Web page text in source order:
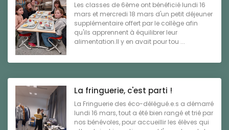
Les classes de 6ème ont bénéficié lundi 16
mars et mercredi 18 mars d'un petit déjeuner
supplémentaire offert par le collège afin
qu'ils apprennent à équilibrer leur
alimentation.Il y en avait pour tou ...
La fringuerie, c'est parti !
La Fringuerie des éco-délégué.e.s a démarré
lundi 16 mars, tout a été bien rangé et trié par
nos bénévoles, pour accueillir les élèves qui